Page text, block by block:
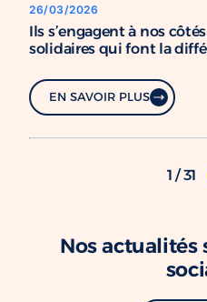
26/03/2026
Ils s’engagent à nos
solidaires qui font la
EN SAVOIR PLUS
1 / 31
Nos actualités